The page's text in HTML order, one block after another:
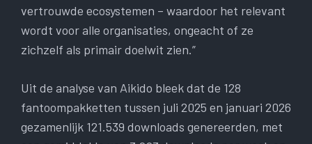
vertrouwde ecosystemen – waardoor het relevant
wordt voor alle organisaties, ongeacht of ze
zichzelf als primair doelwit zien.”
Uit de analyse van Aikido bleek dat de 128
fantoompakketten tussen juli 2025 en januari 2026
gezamenlijk 121.539 downloads genereerden, met